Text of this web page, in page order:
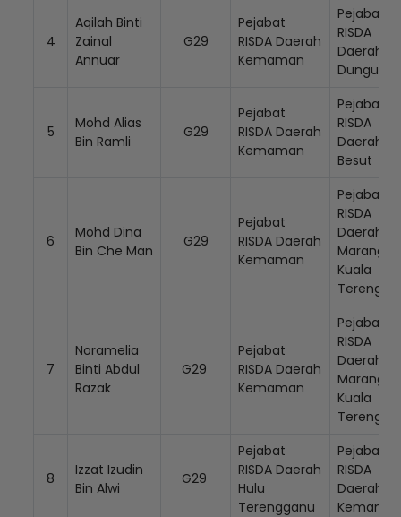
4
Aqilah Binti
Zainal
Annuar
G29
Pejabat
RISDA Daerah
Kemaman
Pejabat
RISDA
Daerah
Dungun
5
Mohd Alias
Bin Ramli
G29
Pejabat
RISDA Daerah
Kemaman
Pejabat
RISDA
Daerah
Besut
6
Mohd Dina
Bin Che Man
G29
Pejabat
RISDA Daerah
Kemaman
Pejabat
RISDA
Daerah
Marang /
Kuala
7
Noramelia
Binti Abdul
Razak
G29
Pejabat
RISDA Daerah
Kemaman
Pejabat
RISDA
Daerah
Marang /
Kuala
8
Izzat Izudin
Bin Alwi
G29
Pejabat
RISDA Daerah
Hulu
Terengganu
Pejabat
RISDA
Daerah